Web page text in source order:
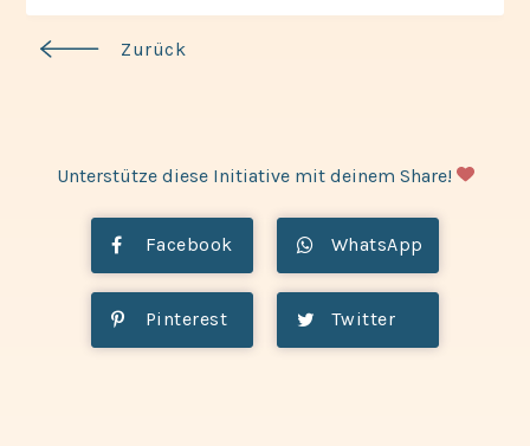
Zurück
Unterstütze diese Initiative mit deinem Share!
Facebook WhatsApp
Pinterest Twitter